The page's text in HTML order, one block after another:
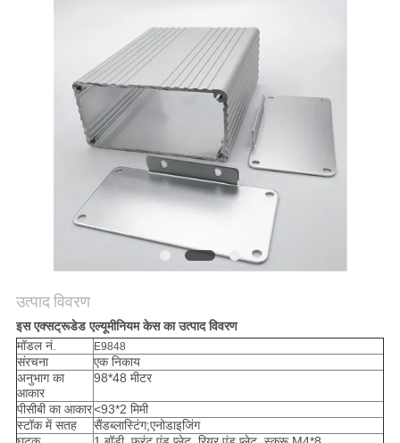
SHOPPING ONLINE
साइटमैप
PRIVACY
उत्पाद विवरण
इस एक्सट्रूडेड एल्यूमीनियम केस का उत्पाद विवरण
मॉडल नं.
E9848
संरचना
एक निकाय
अनुभाग का
आकार
98*48 मीटर
पीसीबी का आकार<93*2 मिमी
स्टॉक में सतह
सैंडब्लास्टिंग;एनोडाइजिंग